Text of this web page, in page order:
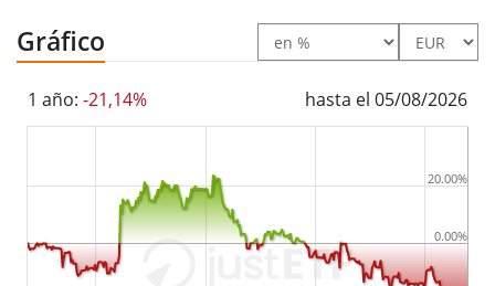
Gráfico
1 año: -21,14% hasta el 05/08/2026
0.00%
20.00%